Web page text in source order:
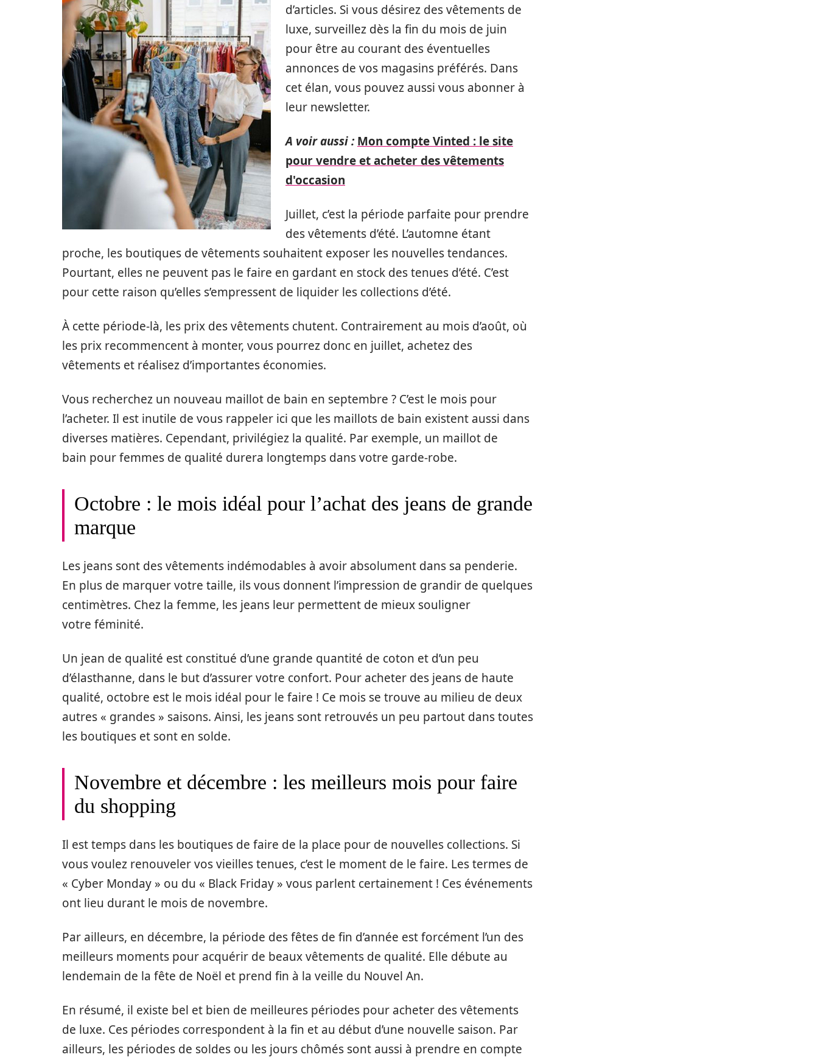
d’articles. Si vous désirez des vêtements de
luxe, surveillez dès la fin du mois de juin
pour être au courant des éventuelles
annonces de vos magasins préférés. Dans
cet élan, vous pouvez aussi vous abonner à
leur newsletter.
A voir aussi : Mon compte Vinted : le site
pour vendre et acheter des vêtements
d'occasion
Juillet, c’est la période parfaite pour prendre
des vêtements d’été. L’automne étant
proche, les boutiques de vêtements souhaitent exposer les nouvelles tendances.
Pourtant, elles ne peuvent pas le faire en gardant en stock des tenues d’été. C’est
pour cette raison qu’elles s’empressent de liquider les collections d’été.
À cette période-là, les prix des vêtements chutent. Contrairement au mois d’août, où
les prix recommencent à monter, vous pourrez donc en juillet, achetez des
vêtements et réalisez d’importantes économies.
Vous recherchez un nouveau maillot de bain en septembre ? C’est le mois pour
l’acheter. Il est inutile de vous rappeler ici que les maillots de bain existent aussi dans
diverses matières. Cependant, privilégiez la qualité. Par exemple, un maillot de
bain pour femmes de qualité durera longtemps dans votre garde-robe.
Octobre : le mois idéal pour l’achat des jeans de grande
marque
Les jeans sont des vêtements indémodables à avoir absolument dans sa penderie.
En plus de marquer votre taille, ils vous donnent l’impression de grandir de quelques
centimètres. Chez la femme, les jeans leur permettent de mieux souligner
votre féminité.
Un jean de qualité est constitué d’une grande quantité de coton et d’un peu
d’élasthanne, dans le but d’assurer votre confort. Pour acheter des jeans de haute
qualité, octobre est le mois idéal pour le faire ! Ce mois se trouve au milieu de deux
autres « grandes » saisons. Ainsi, les jeans sont retrouvés un peu partout dans toutes
les boutiques et sont en solde.
Novembre et décembre : les meilleurs mois pour faire
du shopping
Il est temps dans les boutiques de faire de la place pour de nouvelles collections. Si
vous voulez renouveler vos vieilles tenues, c’est le moment de le faire. Les termes de
« Cyber Monday » ou du « Black Friday » vous parlent certainement ! Ces événements
ont lieu durant le mois de novembre.
Par ailleurs, en décembre, la période des fêtes de fin d’année est forcément l’un des
meilleurs moments pour acquérir de beaux vêtements de qualité. Elle débute au
lendemain de la fête de Noël et prend fin à la veille du Nouvel An.
En résumé, il existe bel et bien de meilleures périodes pour acheter des vêtements
de luxe. Ces périodes correspondent à la fin et au début d’une nouvelle saison. Par
ailleurs, les périodes de soldes ou les jours chômés sont aussi à prendre en compte